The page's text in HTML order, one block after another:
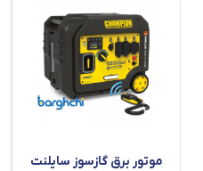
موتور برق گازسوز سایلنت